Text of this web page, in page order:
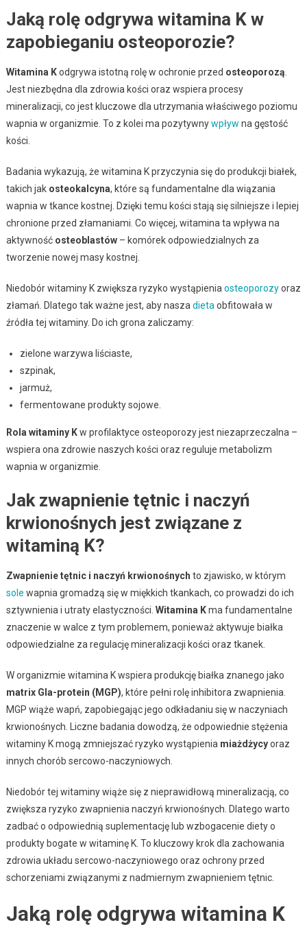
Jaką rolę odgrywa witamina K w
zapobieganiu osteoporozie?
Witamina Kodgrywa istotną rolę w ochronie przed osteoporozą
Jest niezbędna dla zdrowia kości oraz wspiera procesy
mineralizacji, co jest kluczowe dla utrzymania właściwego poziomu
wapnia w organizmie. To z kolei ma pozytywnywpływ na gęstość
kości.
Badania wykazują, że witamina K przyczynia się do produkcji białek,
takich jak osteokalcyna, które są fundamentalne dla wiązania
wapnia w tkance kostnej. Dzięki temu kości stają się silniejsze i lepiej
chronione przed złamaniami. Co więcej, witamina ta wpływa na
aktywność osteoblastów– komórek odpowiedzialnych za
tworzenie nowej masy kostnej.
Niedobór witaminy K zwiększa ryzyko wystąpienia osteoporozyoraz
złamań. Dlatego tak ważne jest, aby nasza dieta obfitowała w
źródła tej witaminy. Do ich grona zaliczamy:
zielone warzywa liściaste,
szpinak,
jarmuż,
fermentowane produkty sojowe.
Rola witaminy Kw profilaktyce osteoporozy jest niezaprzeczalna –
wspiera ona zdrowie naszych kości oraz reguluje metabolizm
wapnia w organizmie.
Jak zwapnienie tętnic i naczyń
krwionośnych jest związane z
witaminą K?
Zwapnienie tętnic i naczyń krwionośnych to zjawisko, w którym
sole wapnia gromadzą się w miękkich tkankach, co prowadzi do ich
sztywnienia i utraty elastyczności. Witamina Kma fundamentalne
znaczenie w walce z tym problemem, ponieważ aktywuje białka
odpowiedzialne za regulację mineralizacji kości oraz tkanek.
W organizmie witamina K wspiera produkcję białka znanego jako
matrix Gla-protein (MGP), które pełni rolę inhibitora zwapnienia.
MGP wiąże wapń, zapobiegając jego odkładaniu się w naczyniach
krwionośnych. Liczne badania dowodzą, że odpowiednie stężenia
witaminy K mogą zmniejszać ryzyko wystąpienia miażdżycyoraz
innych chorób sercowo-naczyniowych.
Niedobór tej witaminy wiąże się z nieprawidłową mineralizacją, co
zwiększa ryzyko zwapnienia naczyń krwionośnych. Dlatego warto
zadbać o odpowiednią suplementację lub wzbogacenie diety o
produkty bogate w witaminę K. To kluczowy krok dla zachowania
zdrowia układu sercowo-naczyniowego oraz ochrony przed
schorzeniami związanymi z nadmiernym zwapnieniem tętnic.
Jaką rolę odgrywa witamina K